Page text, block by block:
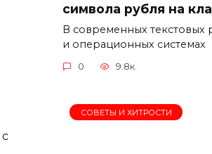
символа рубля на
В современных текстовых
и операционных системах
0 9.8к.
СОВЕТЫ И ХИТРОСТИ